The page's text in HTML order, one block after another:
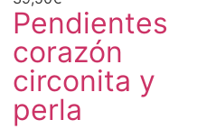
Pendientes
corazón
circonita y
perla